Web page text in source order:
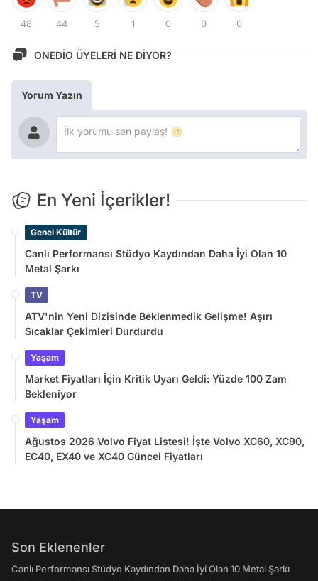
48 44 5 1 0 0 0
ONEDİO ÜYELERİ NE DİYOR?
Yorum Yazın
En Yeni İçerikler!
Genel Kültür
Canlı Performansı Stüdyo Kaydından Daha İyi Olan 10
Metal Şarkı
TV
ATV'nin Yeni Dizisinde Beklenmedik Gelişme! Aşırı
Sıcaklar Çekimleri Durdurdu
Yaşam
Market Fiyatları İçin Kritik Uyarı Geldi: Yüzde 100 Zam
Bekleniyor
Yaşam
Ağustos 2026 Volvo Fiyat Listesi! İşte Volvo XC60, XC90,
EC40, EX40 ve XC40 Güncel Fiyatları
Son Eklenenler
Canlı Performansı Stüdyo Kaydından Daha İyi Olan 10 Metal Şarkı